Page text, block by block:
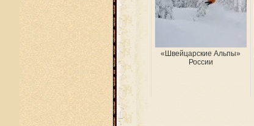
«Швейцарские Альпы»
России